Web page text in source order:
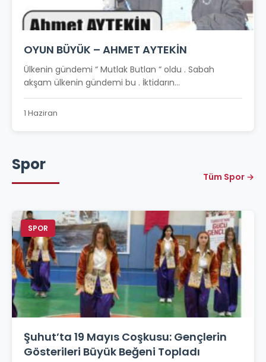
OYUN BÜYÜK – AHMET AYTEKİN
Ülkenin gündemi “ Mutlak Butlan “ oldu . Sabah
akşam ülkenin gündemi bu . İktidarın...
1 Haziran
Spor
Tüm Spor →
SPOR
Şuhut’ta 19 Mayıs Coşkusu: Gençlerin
Gösterileri Büyük Beğeni Topladı